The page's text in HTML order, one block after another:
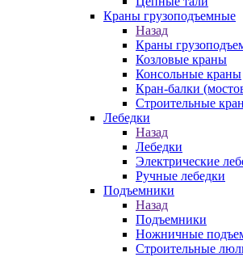
Краны грузоподъемные
Назад
Краны
Козловые краны
Консольные краны
Кран-балки
Строительные
Лебедки
Назад
Лебедки
Электрические
Ручные лебедки
Подъемники
Назад
Подъемники
Ножничные
Строительные